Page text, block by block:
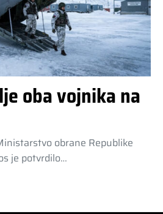
oba vojnika na
obrane Republike
je potvrdilo…